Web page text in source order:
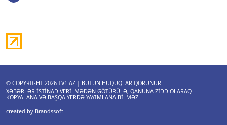
© COPYRIGHT 2026 TV1.AZ | BÜTÜN HÜQUQLAR QORUNUR.
XƏBƏRLƏR ISTINAD VERILMƏDƏN GÖTÜRÜLƏ, QANUNA ZIDD OLARAQ
KOPYALANA VƏ BAŞQA YERDƏ YAYIMLANA BILMƏZ.
created by Brandssoft